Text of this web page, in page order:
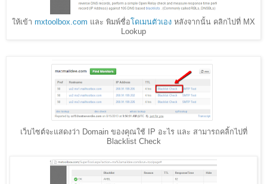
ให้เข้า mxtoolbox.com และ พิมพ์ชื่อโดเมนตัวเอง หลังจากนั้น คลิกไปที่ MX
Lookup
เว็บไซต์จะแสดงว่า Domain ของคุณใช้ IP อะไร และ สามารถคลิ้กไปที่
Blacklist Check